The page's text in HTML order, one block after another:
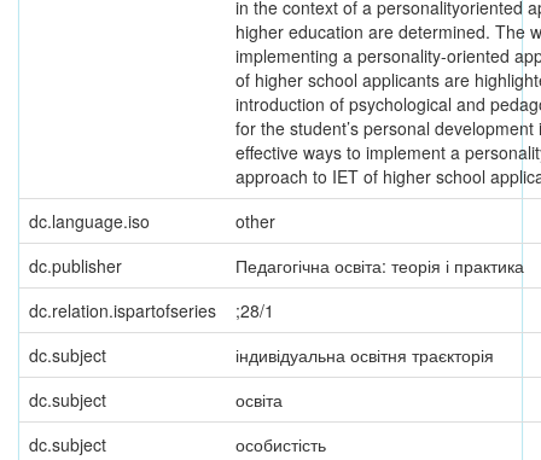
in the context of a personalityoriented
higher education are determined. The
implementing a personality-oriented
of higher school applicants are
introduction of psychological and
for the student’s personal
effective ways to implement a
approach to IET of higher school
dc.language.iso
other
dc.publisher
Педагогічна освіта: теорія і практика
dc.relation.ispartofseries
;28/1
dc.subject
індивідуальна освітня траєкторія
dc.subject
освіта
dc.subject
особистість